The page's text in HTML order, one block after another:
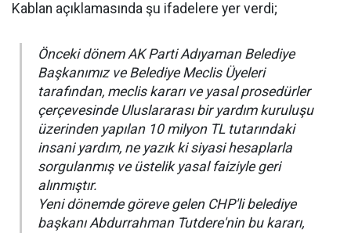
Kablan açıklamasında şu ifadelere yer verdi;
Önceki dönem AK Parti Adıyaman Belediye
Başkanımız ve Belediye Meclis Üyeleri
tarafından, meclis kararı ve yasal prosedürler
çerçevesinde Uluslararası bir yardım kuruluşu
üzerinden yapılan 10 milyon TL tutarındaki
insani yardım, ne yazık ki siyasi hesaplarla
sorgulanmış ve üstelik yasal faiziyle geri
alınmıştır.
Yeni dönemde göreve gelen CHP'li belediye
başkanı Abdurrahman Tutdere'nin bu kararı,